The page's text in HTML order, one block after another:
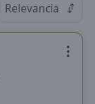
Relevancia